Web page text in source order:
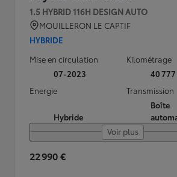
1.5 HYBRID 116H DESIGN AUTO
MOUILLERON LE CAPTIF
HYBRIDE
Mise en circulation
07-2023
Kilométrage
40
Energie
Hybride
Transmission
Boîte
Voir plus
22 990 €